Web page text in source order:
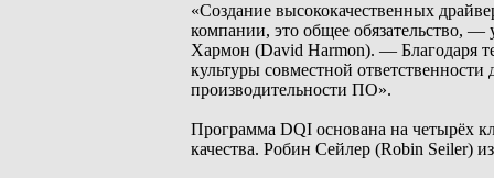
«Создание высококачественных
компании, это общее обязательство,
Хармон (David Harmon). — Благодаря
культуры совместной ответственности
производительности ПО».
Программа DQI основана на четырёх
качества. Робин Сейлер (Robin Seiler)